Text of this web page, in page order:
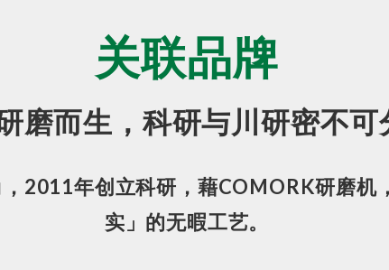
关联品牌
磨而生，科研与川研密不可
2011年创立科研，藉COMORK研磨机
实」的无暇工艺。